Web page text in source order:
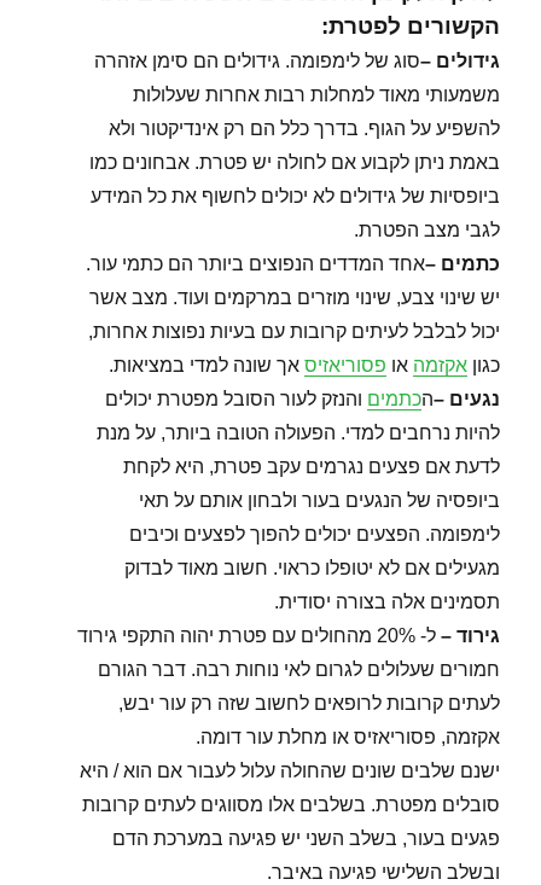
הקשורים לפטרת:
גידולים –סוג של לימפומה. גידולים הם סימן אזהרה
משמעותי מאוד למחלות רבות אחרות שעלולות
להשפיע על הגוף. בדרך כלל הם רק אינדיקטור ולא
באמת ניתן לקבוע אם לחולה יש פטרת. אבחונים כמו
ביופסיות של גידולים לא יכולים לחשוף את כל המידע
לגבי מצב הפטרת.
כתמים –אחד המדדים הנפוצים ביותר הם כתמי עור.
יש שינוי צבע, שינוי מוזרים במרקמים ועוד. מצב אשר
יכול לבלבל לעיתים קרובות עם בעיות נפוצות אחרות,
כגוןאקזמה או פסוריאזיס אך שונה למדי במציאות.
נגעים –הכתמים והנזק לעור הסובל מפטרת יכולים
להיות נרחבים למדי. הפעולה הטובה ביותר, על מנת
לדעת אם פצעים נגרמים עקב פטרת, היא לקחת
ביופסיה של הנגעים בעור ולבחון אותם על תאי
לימפומה. הפצעים יכולים להפוך לפצעים וכיבים
מגעילים אם לא יטופלו כראוי. חשוב מאוד לבדוק
תסמינים אלה בצורה יסודית.
גירוד –
ל- 20% מהחולים עם פטרת יהוה התקפי גירוד
חמורים שעלולים לגרום לאי נוחות רבה. דבר הגורם
לעתים קרובות לרופאים לחשוב שזה רק עור יבש,
אקזמה, פסוריאזיס או מחלת עור דומה.
ישנם שלבים שונים שהחולה עלול לעבור אם הוא / היא
סובלים מפטרת. בשלבים אלו מסווגים לעתים קרובות
פגעים בעור, בשלב השני יש פגיעה במערכת הדם
ובשלב השלישי פגיעה באיבר.